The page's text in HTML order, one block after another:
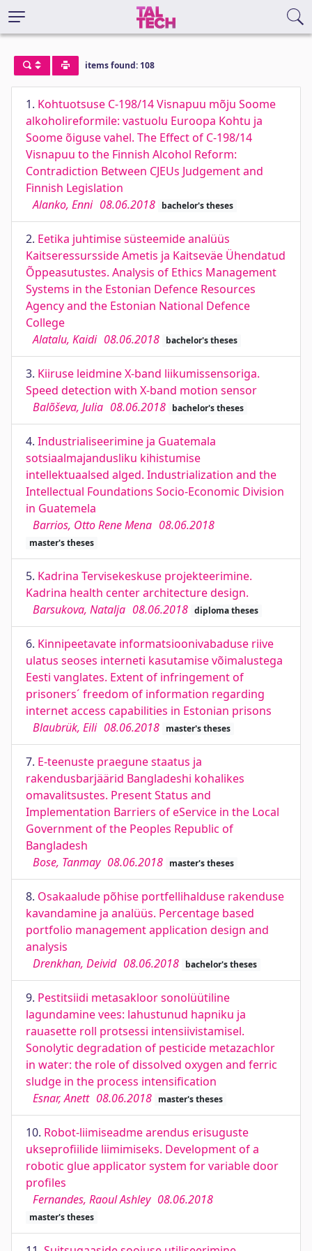
items found: 108
1. Kohtuotsuse C-198/14 Visnapuu mõju Soome
alkoholireformile: vastuolu Euroopa Kohtu ja
Soome õiguse vahel. The Effect of C-198/14
Visnapuu to the Finnish Alcohol Reform:
Contradiction Between CJEUs Judgement and
Finnish Legislation
Alanko, Enni 08.06.2018 bachelor's theses
2. Eetika juhtimise süsteemide analüüs
Kaitseressursside Ametis ja Kaitseväe Ühendatud
Õppeasutustes. Analysis of Ethics Management
Systems in the Estonian Defence Resources
Agency and the Estonian National Defence
College
Alatalu, Kaidi 08.06.2018 bachelor's theses
3. Kiiruse leidmine X-band liikumissensoriga.
Speed detection with X-band motion sensor
Balõševa, Julia 08.06.2018 bachelor's theses
4. Industrialiseerimine ja Guatemala
sotsiaalmajandusliku kihistumise
intellektuaalsed alged. Industrialization and the
Intellectual Foundations Socio-Economic Division
in Guatemela
Barrios, Otto Rene Mena 08.06.2018
master's theses
5. Kadrina Tervisekeskuse projekteerimine.
Kadrina health center architecture design.
Barsukova, Natalja 08.06.2018 diploma theses
6. Kinnipeetavate informatsioonivabaduse riive
ulatus seoses interneti kasutamise võimalustega
Eesti vanglates. Extent of infringement of
prisoners´ freedom of information regarding
internet access capabilities in Estonian prisons
Blaubrük, Eili 08.06.2018 master's theses
7. E-teenuste praegune staatus ja
rakendusbarjäärid Bangladeshi kohalikes
omavalitsustes. Present Status and
Implementation Barriers of eService in the Local
Government of the Peoples Republic of
Bangladesh
Bose, Tanmay 08.06.2018 master's theses
8. Osakaalude põhise portfellihalduse rakenduse
kavandamine ja analüüs. Percentage based
portfolio management application design and
analysis
Drenkhan, Deivid 08.06.2018 bachelor's theses
9. Pestitsiidi metasakloor sonolüütiline
lagundamine vees: lahustunud hapniku ja
rauasette roll protsessi intensiivistamisel.
Sonolytic degradation of pesticide metazachlor
in water: the role of dissolved oxygen and ferric
sludge in the process intensification
Esnar, Anett 08.06.2018 master's theses
10. Robot-liimiseadme arendus erisuguste
ukseprofiilide liimimiseks. Development of a
robotic glue applicator system for variable door
profiles
Fernandes, Raoul Ashley 08.06.2018
master's theses